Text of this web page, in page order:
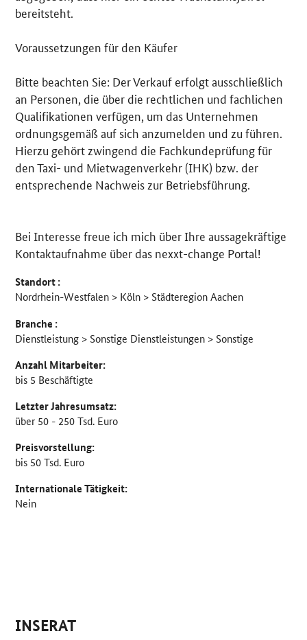
bereitsteht.
Voraussetzungen für den Käufer
Bitte beachten Sie: Der Verkauf erfolgt ausschließlich
an Personen, die über die rechtlichen und fachlichen
Qualifikationen verfügen, um das Unternehmen
ordnungsgemäß auf sich anzumelden und zu führen.
Hierzu gehört zwingend die Fachkundeprüfung für
den Taxi- und Mietwagenverkehr (IHK) bzw. der
entsprechende Nachweis zur Betriebsführung.
Bei Interesse freue ich mich über Ihre aussagekräftige
Kontaktaufnahme über das nexxt-change Portal!
Standort :
Nordrhein-Westfalen > Köln > Städteregion Aachen
Branche :
Dienstleistung > Sonstige Dienstleistungen > Sonstige
Anzahl Mitarbeiter:
bis 5 Beschäftigte
Letzter Jahresumsatz:
über 50 - 250 Tsd. Euro
Preisvorstellung:
bis 50 Tsd. Euro
Internationale Tätigkeit:
Nein
INSERAT